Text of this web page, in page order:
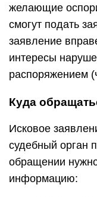
желающие
смогут подать
заявление
интересы
распоряжением
Куда
Исковое
судебный орган
обращении
информацию: